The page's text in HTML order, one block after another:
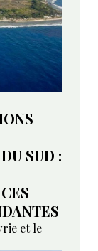
SUD :
et le